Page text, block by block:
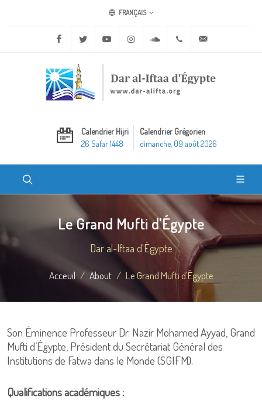
FRANÇAIS
Facebook Twitter Youtube Instagram Soundcloud+20 2 25970400
Calendrier Hijri
26 Safar 1448
Calendrier Grégorien
dimanche, 09 août 2026
Le Grand Mufti d'Égypte
Dar al-Iftaa d'Égypte
Acceuil About Le Grand Mufti d'Égypte
Son Éminence Professeur Dr. Nazir Mohamed Ayyad, Grand
Mufti d’Égypte, Président du Secrétariat Général des
Institutions de Fatwa dans le Monde (SGIFM).
Qualifications académiques :